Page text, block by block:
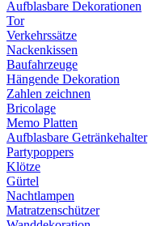
Aufblasbare Dekorationen
Tor
Verkehrssätze
Nackenkissen
Baufahrzeuge
Hängende Dekoration
Zahlen zeichnen
Bricolage
Memo Platten
Aufblasbare Getränkehalter
Partypoppers
Klötze
Gürtel
Nachtlampen
Matratzenschützer